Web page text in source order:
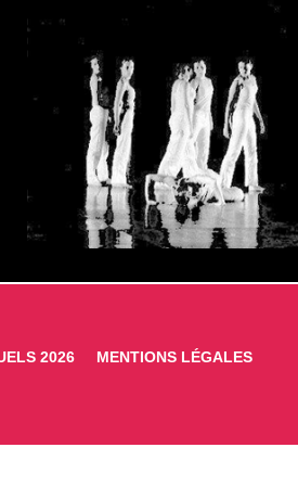
2026 MENTIONS LÉGALES